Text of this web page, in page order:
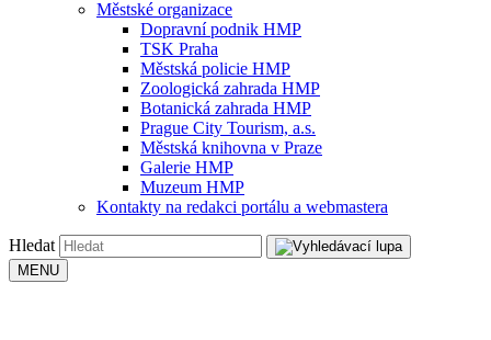
Městské organizace
Dopravní podnik HMP
TSK Praha
Městská policie HMP
Zoologická zahrada HMP
Botanická zahrada HMP
Prague City Tourism, a.s.
Městská knihovna v Praze
Galerie HMP
Muzeum HMP
Kontakty na redakci portálu a webmastera
Hledat
MENU